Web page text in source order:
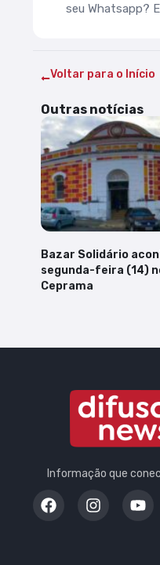
seu Whatsapp?
Voltar para o Início
Outras notícias
Bazar Solidário
segunda-feira (14)
Ceprama
Informação que